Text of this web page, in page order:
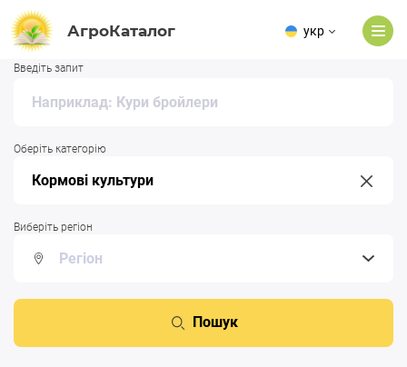
АгроКаталог укр
Введіть запит
Оберіть категорію
Виберіть регіон
Пошук